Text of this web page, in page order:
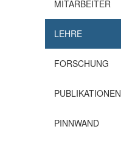
MITARBEITER
LEHRE
FORSCHUNG
PUBLIKATIONEN
PINNWAND